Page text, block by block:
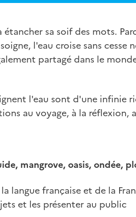
sa soif des mots.
l'eau croise sans cesse
partagé dans le
l'eau sont d'une infinie
au voyage, à la réflexion,
mangrove, oasis, ondée,
langue française et de la
et les présenter au public